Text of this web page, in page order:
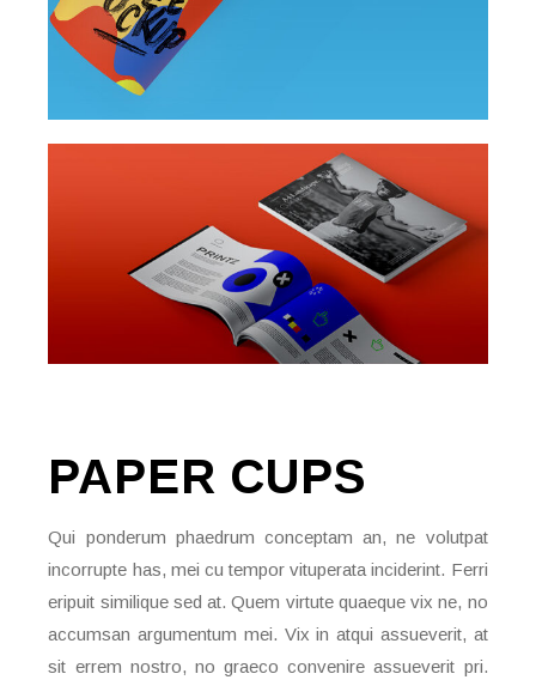
PAPER CUPS
Qui ponderum phaedrum conceptam an, ne volutpat
incorrupte has, mei cu tempor vituperata inciderint. Ferri
eripuit similique sed at. Quem virtute quaeque vix ne, no
accumsan argumentum mei. Vix in atqui assueverit, at
sit errem nostro, no graeco convenire assueverit pri.